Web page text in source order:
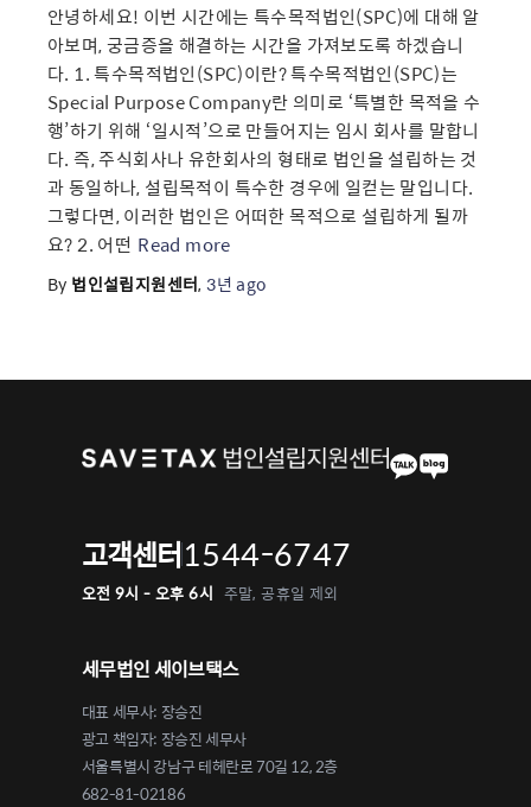
안녕하세요! 이번 시간에는 특수목적법인(SPC)에 대해 알
아보며, 궁금증을 해결하는 시간을 가져보도록 하겠습니
다. 1. 특수목적법인(SPC)이란? 특수목적법인(SPC)는
Special Purpose Company란 의미로 ‘특별한 목적을 수
행’하기 위해 ‘일시적’으로 만들어지는 임시 회사를 말합니
다. 즉, 주식회사나 유한회사의 형태로 법인을 설립하는 것
과 동일하나, 설립목적이 특수한 경우에 일컫는 말입니다. ​
그렇다면, 이러한 법인은 어떠한 목적으로 설립하게 될까
요? 2. 어떤 Read more
By 법인설립지원센터,3년 ago
고객센터1544-6747
오전 9시 - 오후 6시 주말, 공휴일 제외
세무법인 세이브택스
대표 세무사: 장승진
광고 책임자: 장승진 세무사
서울특별시 강남구 테헤란로 70길 12, 2층
682-81-02186